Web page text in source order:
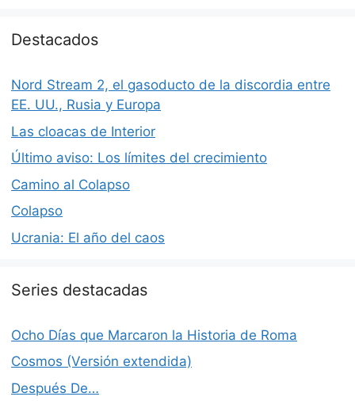
Destacados
Nord Stream 2, el gasoducto de la discordia entre
EE. UU., Rusia y Europa
Las cloacas de Interior
Último aviso: Los límites del crecimiento
Camino al Colapso
Colapso
Ucrania: El año del caos
Series destacadas
Ocho Días que Marcaron la Historia de Roma
Cosmos (Versión extendida)
Después De…